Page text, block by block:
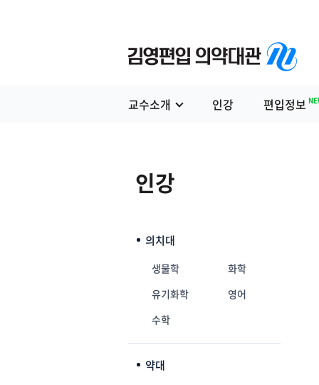
교수소개 인강 편입정보
인강
의치대
생물학
화학
유기화학
영어
수학
약대